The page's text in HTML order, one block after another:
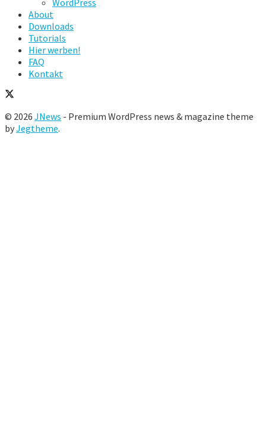
WordPress
About
Downloads
Tutorials
Hier werben!
FAQ
Kontakt
© 2026 JNews - Premium WordPress news & magazine theme
byJegtheme.